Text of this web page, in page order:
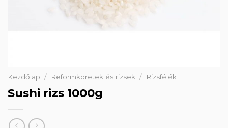
Kezdőlap / Reformköretek és rizsek / Rizsfélék
Sushi rizs 1000g